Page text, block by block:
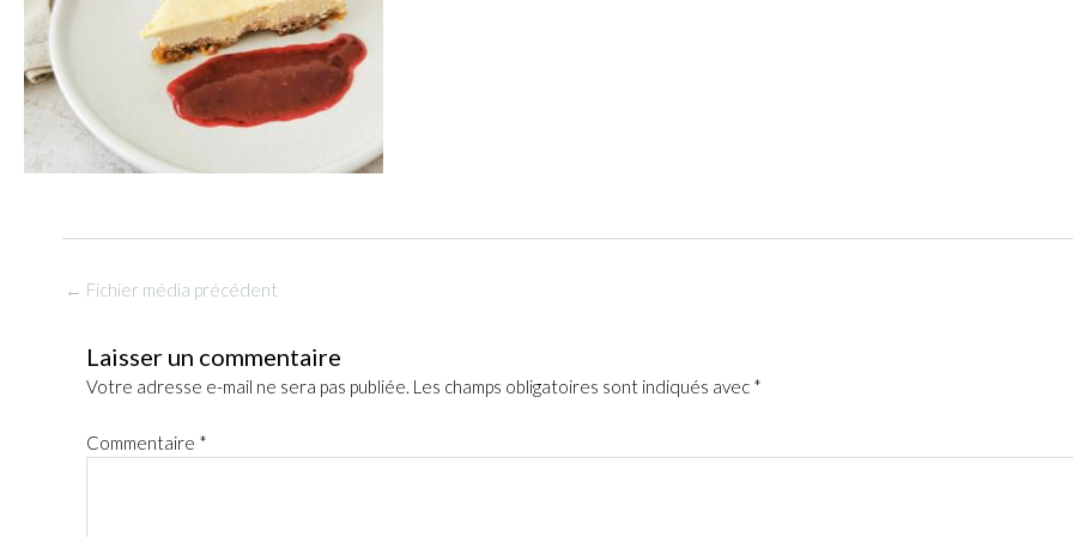
← Fichier média précédent
Laisser un commentaire
Votre adresse e-mail ne sera pas publiée. Les champs obligatoires sont indiqués avec *
Commentaire *